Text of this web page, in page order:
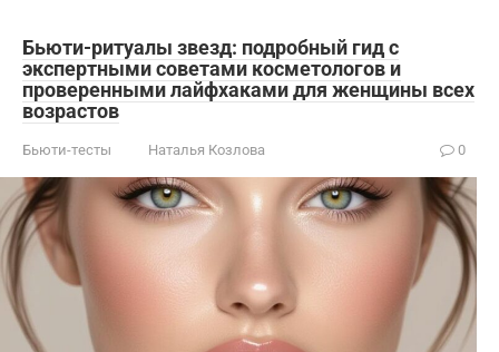
Бьюти-ритуалы звезд: подробный гид с
экспертными советами косметологов и
проверенными лайфхаками для женщины всех
возрастов
Бьюти-тесты Наталья Козлова 0